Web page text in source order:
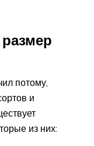
потому,
и
из них: